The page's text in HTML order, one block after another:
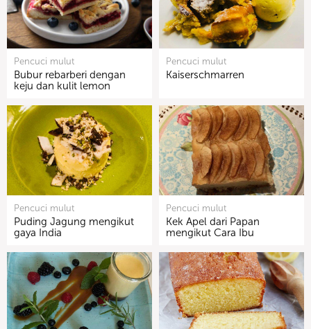
Pencuci mulut
Bubur rebarberi dengan
keju dan kulit lemon
Pencuci mulut
Kaiserschmarren
Pencuci mulut
Puding Jagung mengikut
gaya India
Pencuci mulut
Kek Apel dari Papan
mengikut Cara Ibu